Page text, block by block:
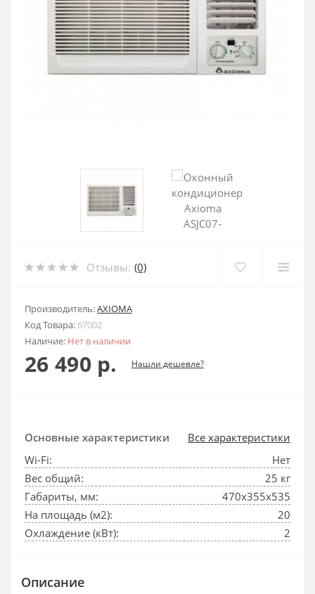
Отзывы: (0)
Производитель:AXIOMA
Код Товара: 67002
Наличие: Нет в наличии
26 490 р. Нашли дешевле?
Основные характеристики
Все характеристики
Wi-Fi:
Нет
Вес общий:
25 кг
Габариты, мм:
470x355x535
На площадь (м2):
20
Охлаждение (кВт):
2
Описание